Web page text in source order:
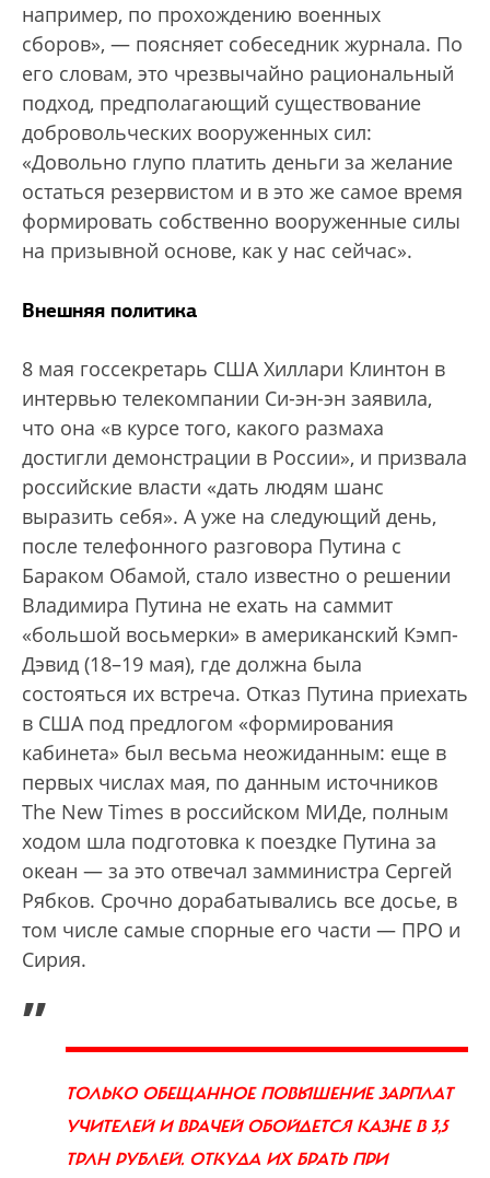
например, по прохождению военных
сборов», — поясняет собеседник журнала. По
его словам, это чрезвычайно рациональный
подход, предполагающий существование
добровольческих вооруженных сил:
«Довольно глупо платить деньги за желание
остаться резервистом и в это же самое время
формировать собственно вооруженные силы
на призывной основе, как у нас сейчас».
Внешняя политика
8 мая госсекретарь США Хиллари Клинтон в
интервью телекомпании Си-эн-эн заявила,
что она «в курсе того, какого размаха
достигли демонстрации в России», и призвала
российские власти «дать людям шанс
выразить себя». А уже на следующий день,
после телефонного разговора Путина с
Бараком Обамой, стало известно о решении
Владимира Путина не ехать на саммит
«большой восьмерки» в американский Кэмп-
Дэвид (18–19 мая), где должна была
состояться их встреча. Отказ Путина приехать
в США под предлогом «формирования
кабинета» был весьма неожиданным: еще в
первых числах мая, по данным источников
The New Times в российском МИДе, полным
ходом шла подготовка к поездке Путина за
океан — за это отвечал замминистра Сергей
Рябков. Срочно дорабатывались все досье, в
том числе самые спорные его части — ПРО и
Сирия.
„
ТОЛЬКО ОБЕЩАННОЕ ПОВЫШЕНИЕ ЗАРПЛАТ
УЧИТЕЛЕЙ И ВРАЧЕЙ ОБОЙДЕТСЯ КАЗНЕ В 3,5
ТРЛН РУБЛЕЙ. ОТКУДА ИХ БРАТЬ ПРИ